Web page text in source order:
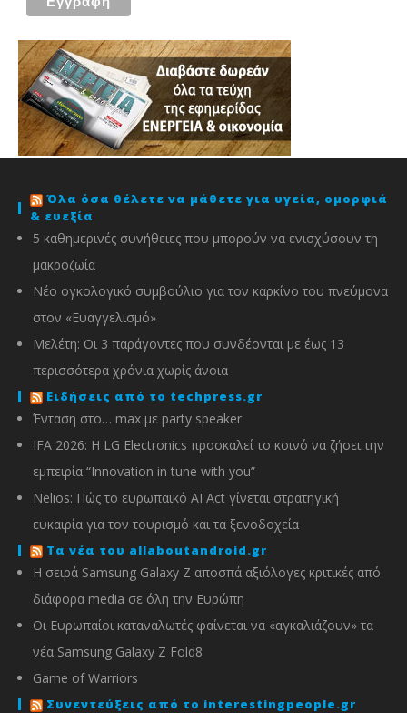
Όλα όσα θέλετε να μάθετε για υγεία, ομορφιά
& ευεξία
5 καθημερινές συνήθειες που μπορούν να ενισχύσουν τη
μακροζωία
Νέο ογκολογικό συμβούλιο για τον καρκίνο του πνεύμονα
στον «Ευαγγελισμό»
Μελέτη: Οι 3 παράγοντες που συνδέονται με έως 13
περισσότερα χρόνια χωρίς άνοια
Ειδήσεις από το techpress.gr
Ένταση στο… max με party speaker
IFA 2026: Η LG Electronics προσκαλεί το κοινό να ζήσει την
εμπειρία “Innovation in tune with you”
Nelios: Πώς το ευρωπαϊκό AI Act γίνεται στρατηγική
ευκαιρία για τον τουρισμό και τα ξενοδοχεία
Τα νέα του allaboutandroid.gr
Η σειρά Samsung Galaxy Z αποσπά αξιόλογες κριτικές από
διάφορα media σε όλη την Ευρώπη
Οι Ευρωπαίοι καταναλωτές φαίνεται να «αγκαλιάζουν» τα
νέα Samsung Galaxy Z Fold8
Game of Warriors
Συνεντεύξεις από το interestingpeople.gr